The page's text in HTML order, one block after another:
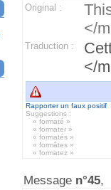
Original :
</
Traduction :
</
Rapporter un faux positif
Suggestions :
« formaté »
« formater »
« formatés »
« formâtes »
« formatez »
Message n°45,